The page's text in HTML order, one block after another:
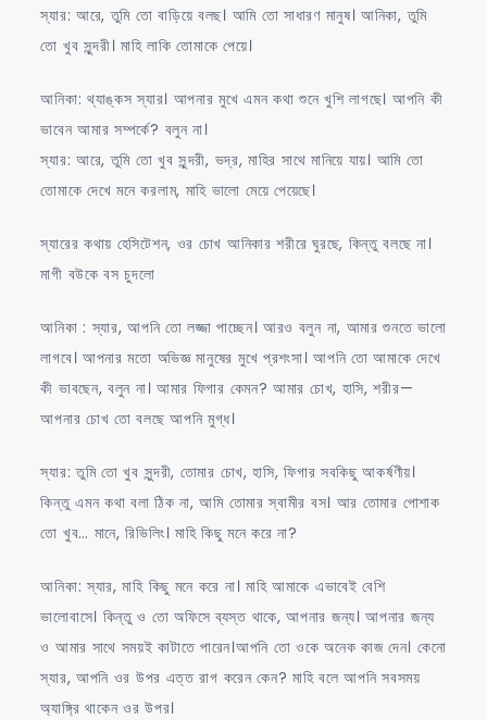
স্যার: আরে, তুমি তো বাড়িয়ে বলছ। আমি তো সাধারণ মানুষ। আনিকা, তুমি
তো খুব সুন্দরী। মাহি লাকি তোমাকে পেয়ে।
আনিকা: থ্যাঙ্কস স্যার। আপনার মুখে এমন কথা শুনে খুশি লাগছে। আপনি কী
ভাবেন আমার সম্পর্কে? বলুন না।
স্যার: আরে, তুমি তো খুব সুন্দরী, ভদ্র, মাহির সাথে মানিয়ে যায়। আমি তো
তোমাকে দেখে মনে করলাম, মাহি ভালো মেয়ে পেয়েছে।
স্যারের কথায় হেসিটেশন, ওর চোখ আনিকার শরীরে ঘুরছে, কিন্তু বলছে না।
মাগী বউকে বস চুদলো
আনিকা : স্যার, আপনি তো লজ্জা পাচ্ছেন। আরও বলুন না, আমার শুনতে ভালো
লাগবে। আপনার মতো অভিজ্ঞ মানুষের মুখে প্রশংসা। আপনি তো আমাকে দেখে
কী ভাবছেন, বলুন না। আমার ফিগার কেমন? আমার চোখ, হাসি, শরীর—
আপনার চোখ তো বলছে আপনি মুগ্ধ।
স্যার: তুমি তো খুব সুন্দরী, তোমার চোখ, হাসি, ফিগার সবকিছু আকর্ষণীয়।
কিন্তু এমন কথা বলা ঠিক না, আমি তোমার স্বামীর বস। আর তোমার পোশাক
তো খুব… মানে, রিভিলিং। মাহি কিছু মনে করে না?
আনিকা: স্যার, মাহি কিছু মনে করে না। মাহি আমাকে এভাবেই বেশি
ভালোবাসে। কিন্তু ও তো অফিসে ব্যস্ত থাকে, আপনার জন্য। আপনার জন্য
ও আমার সাথে সময়ই কাটাতে পারেন।আপনি তো ওকে অনেক কাজ দেন। কেনো
স্যার, আপনি ওর উপর এত্ত রাগ করেন কেন? মাহি বলে আপনি সবসময়
অ্যাঙ্গ্রি থাকেন ওর উপর।